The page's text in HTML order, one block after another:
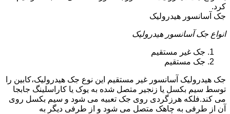
کرد.
جک آسانسور هیدرولیک
انواع جک آسانسور هیدرولیک
جک غیر مستقیم
جک مستقیم
جک هیدرولیک آسانسور غیر مستقیم این نوع جک هیدرولیک،کابین را
توسط سیم بکسل یا زنجیر متصل شده به یوک یا کاراسلینگ جابجا
می کند.فلکه هرزگردی روی جک تعبیه می شود و سیم بکسل روی
آن از طرفی به چاهک متصل می شود و از طرفی دیگر به